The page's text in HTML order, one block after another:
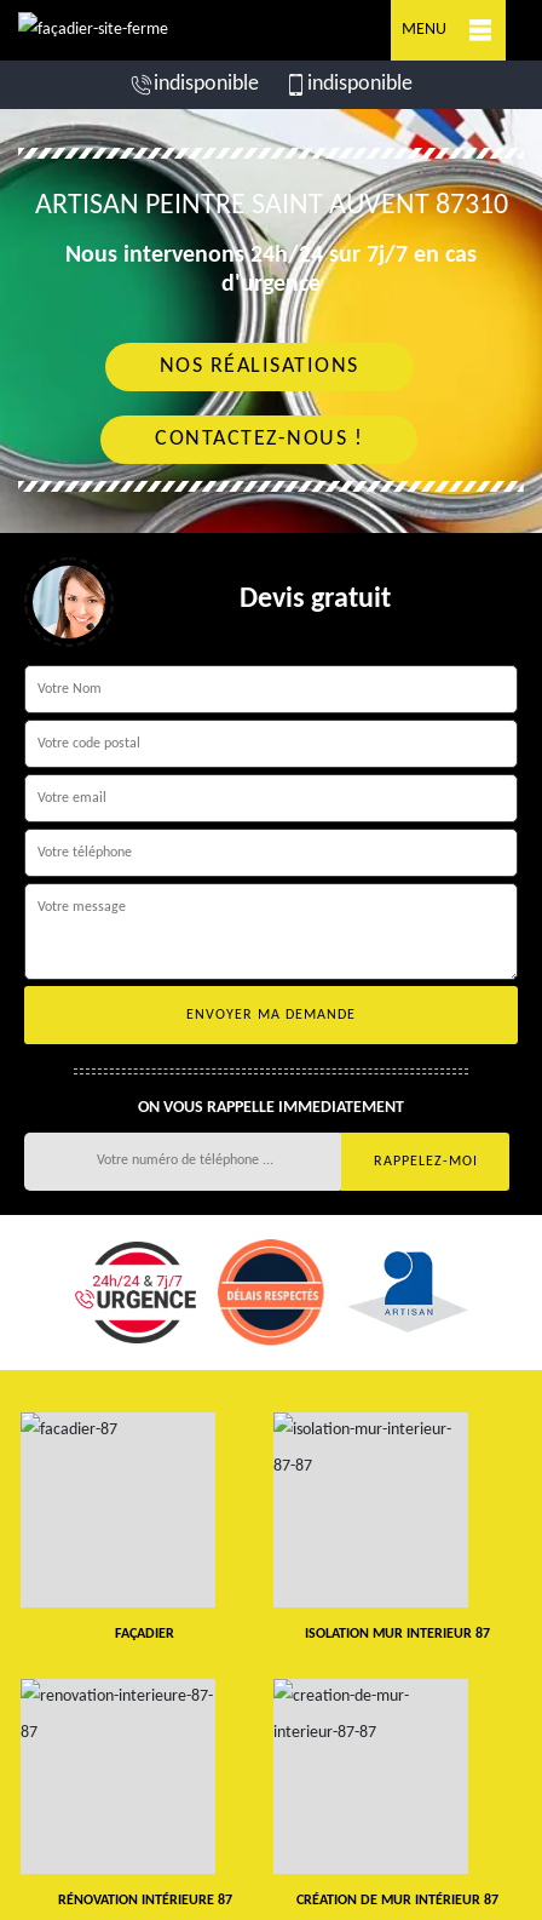
MENU
indisponible indisponible
ARTISAN PEINTRE SAINT AUVENT 87310
Nous intervenons 24h/24 sur 7j/7 en cas
d'urgence
NOS RÉALISATIONS
CONTACTEZ-NOUS !
Devis gratuit
ON VOUS RAPPELLE IMMEDIATEMENT
FAÇADIER ISOLATION MUR INTERIEUR 87
RÉNOVATION INTÉRIEURE 87 CRÉATION DE MUR INTÉRIEUR 87